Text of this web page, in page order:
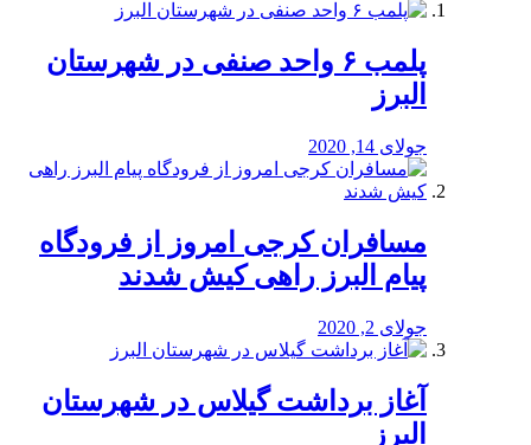
پلمب ۶ واحد صنفی در شهرستان
البرز
جولای 14, 2020
مسافران کرجی امروز از فرودگاه
پیام البرز راهی کیش شدند
جولای 2, 2020
آغاز برداشت گیلاس در شهرستان
البرز